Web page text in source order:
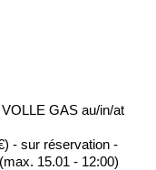
VOLLE GAS au/in/at
- sur réservation -
15.01 - 12:00)